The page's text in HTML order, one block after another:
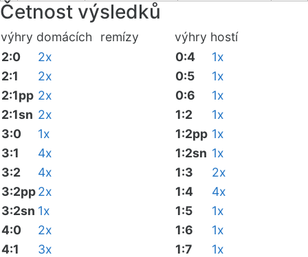
Četnost výsledků
výhry domácích remízy výhry hostí
2:0
2x
2:1
2x
2:1pp 2x
2:1sn 2x
3:0
1x
3:1
4x
3:2
4x
3:2pp2x
3:2sn 1x
4:0
2x
4:1
3x
0:4
1x
0:5
1x
0:6
1x
1:2
1x
1:2pp 1x
1:2sn 1x
1:3
2x
1:4
4x
1:5
1x
1:6
1x
1:7
1x